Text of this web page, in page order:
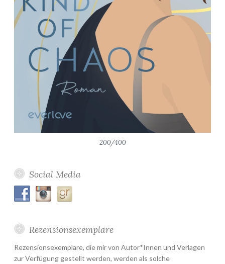
200/400
Social Media
Rezensionsexemplare
Rezensionsexemplare, die mir von Autor*Innen und Verlagen
zur Verfügung gestellt werden, werden als solche